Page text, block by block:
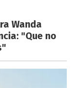
Wanda
"Que no